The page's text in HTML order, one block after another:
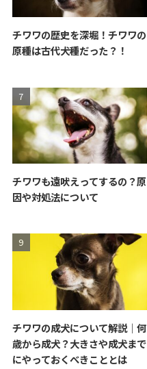
チワワの歴史を深堀！チワワの
原種は古代犬種だった？！
チワワも遠吠えってするの？原
因や対処法について
チワワの成犬について解説｜何
歳から成犬？大きさや成犬まで
にやっておくべきこととは